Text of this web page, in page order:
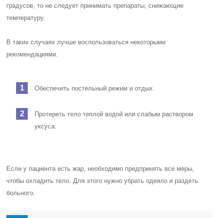
градусов, то не следует принимать препараты, снижающие
температуру.
В таких случаях лучше воспользоваться некоторыми
рекомендациями.
Обеспечить постельный режим и отдых.
Протереть тело теплой водой или слабым раствором
уксуса.
Если у пациента есть жар, необходимо предпринять все меры,
чтобы охладить тело. Для этого нужно убрать одеяло и раздеть
больного.